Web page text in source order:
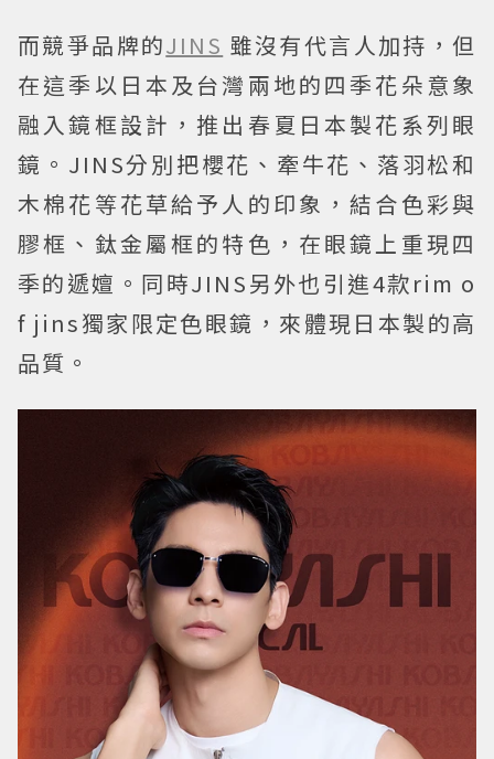
而競爭品牌的JINS 雖沒有代言人加持，但
在這季以日本及台灣兩地的四季花朵意象
融入鏡框設計，推出春夏日本製花系列眼
鏡。JINS分別把櫻花、牽牛花、落羽松和
木棉花等花草給予人的印象，結合色彩與
膠框、鈦金屬框的特色，在眼鏡上重現四
季的遞嬗。同時JINS另外也引進4款rim o
f jins獨家限定色眼鏡，來體現日本製的高
品質。